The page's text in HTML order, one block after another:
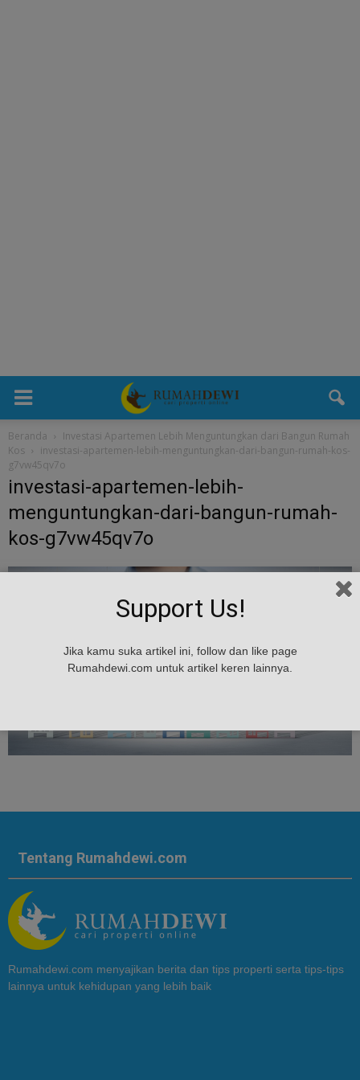
Beranda
Investasi Apartemen Lebih Menguntungkan dari Bangun Rumah
Kos
investasi-apartemen-lebih-menguntungkan-dari-bangun-rumah-kos-
g7vw45qv7o
investasi-apartemen-lebih-
menguntungkan-dari-bangun-rumah-
kos-g7vw45qv7o
Tentang Rumahdewi.com
Rumahdewi.com menyajikan berita dan tips properti serta tips-tips
lainnya untuk kehidupan yang lebih baik
Support Us!
Jika kamu suka artikel ini, follow dan like page
Rumahdewi.com untuk artikel keren lainnya.